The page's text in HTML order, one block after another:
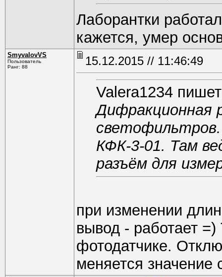
Лаборантки
кажется, умер
SmyvalovVS
Пользователь
Ранг: 88
15.12.2015 // 11:46:49
Valera1234
Дифракционная
КФК-3-01. Там
разъём для
при изменении
вывод - работает
фотодатчике.
меняется значение